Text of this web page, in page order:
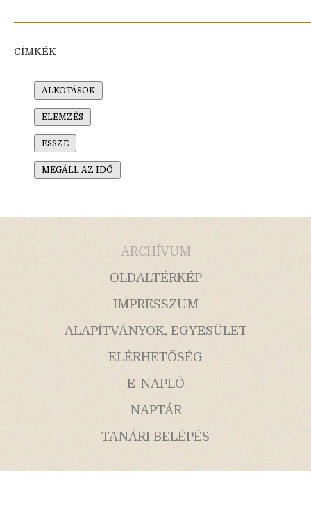
CÍMKÉK
ALKOTÁSOK
ELEMZÉS
ESSZÉ
MEGÁLL AZ IDŐ
ARCHÍVUM
OLDALTÉRKÉP
IMPRESSZUM
ALAPÍTVÁNYOK, EGYESÜLET
ELÉRHETŐSÉG
E-NAPLÓ
NAPTÁR
TANÁRI BELÉPÉS